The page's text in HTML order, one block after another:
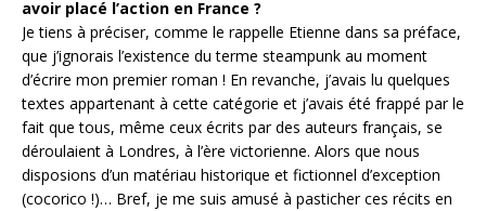
avoir placé l’action en France ?
Je tiens à préciser, comme le rappelle Etienne dans sa préface,
que j’ignorais l’existence du terme steampunk au moment
d’écrire mon premier roman ! En revanche, j’avais lu quelques
textes appartenant à cette catégorie et j’avais été frappé par le
fait que tous, même ceux écrits par des auteurs français, se
déroulaient à Londres, à l’ère victorienne. Alors que nous
disposions d’un matériau historique et fictionnel d’exception
(cocorico !)… Bref, je me suis amusé à pasticher ces récits en